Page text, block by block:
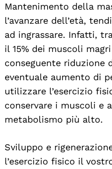
Mantenimento della
l’avanzare dell’età,
ad ingrassare. Infatti,
il 15% dei muscoli
conseguente riduzione
eventuale aumento di
utilizzare l’esercizio
conservare i muscoli e
metabolismo più alto.
Sviluppo e
l’esercizio fisico il